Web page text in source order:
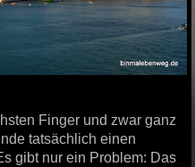
Finger und zwar ganz
tatsächlich einen
gibt nur ein Problem: Das